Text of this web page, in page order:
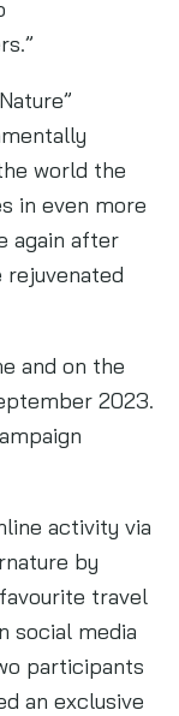
world the
in even more
again after
rejuvenated
and on the
2023.
activity via
by
travel
social media
participants
an exclusive